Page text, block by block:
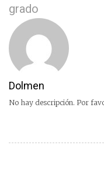
grado
Dolmen
No hay descripción. Por